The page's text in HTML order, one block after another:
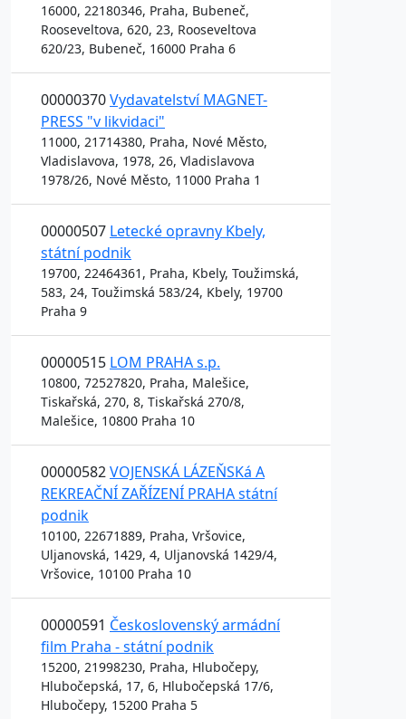
16000, 22180346, Praha, Bubeneč,
Rooseveltova, 620, 23, Rooseveltova
620/23, Bubeneč, 16000 Praha 6
00000370Vydavatelství MAGNET-
PRESS "v likvidaci"
11000, 21714380, Praha, Nové Město,
Vladislavova, 1978, 26, Vladislavova
1978/26, Nové Město, 11000 Praha 1
00000507 Letecké opravny Kbely,
státní podnik
19700, 22464361, Praha, Kbely, Toužimská,
583, 24, Toužimská 583/24, Kbely, 19700
Praha 9
00000515 LOM PRAHA s.p.
10800, 72527820, Praha, Malešice,
Tiskařská, 270, 8, Tiskařská 270/8,
Malešice, 10800 Praha 10
00000582VOJENSKÁ LÁZEŇSKá A
REKREAČNÍ ZAŘÍZENÍ PRAHA státní
podnik
10100, 22671889, Praha, Vršovice,
Uljanovská, 1429, 4, Uljanovská 1429/4,
Vršovice, 10100 Praha 10
00000591 Československý armádní
film Praha - státní podnik
15200, 21998230, Praha, Hlubočepy,
Hlubočepská, 17, 6, Hlubočepská 17/6,
Hlubočepy, 15200 Praha 5